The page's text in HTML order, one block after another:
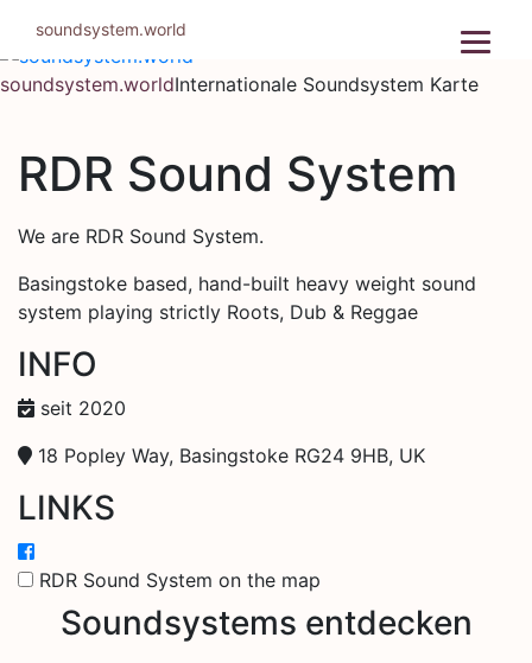
Inhalt
springen
soundsystem.worldInternationale Soundsystem Karte
RDR Sound System
We are RDR Sound System.
Basingstoke based, hand-built heavy weight sound
system playing strictly Roots, Dub & Reggae
INFO
seit 2020
18 Popley Way, Basingstoke RG24 9HB, UK
LINKS
RDR Sound System on the map
Soundsystems entdecken
soundsystem.world